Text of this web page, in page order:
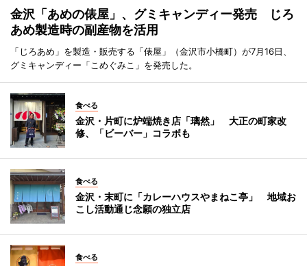
金沢「あめの俵屋」、グミキャンディー発売 じろ
あめ製造時の副産物を活用
「じろあめ」を製造・販売する「俵屋」（金沢市小橋町）が7月16日、
グミキャンディー「こめぐみこ」を発売した。
食べる
金沢・片町に炉端焼き店「璃然」 大正の町家改
修、「ビーバー」コラボも
食べる
金沢・末町に「カレーハウスやまねこ亭」 地域お
こし活動通じ念願の独立店
食べる